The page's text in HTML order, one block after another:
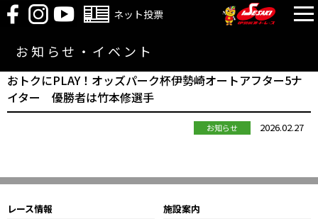
ネット投票
お知らせ・イベント
おトクにPLAY！オッズパーク杯伊勢崎オートアフター5ナ
イター 優勝者は竹本修選手
お知らせ 2026.02.27
レース情報 施設案内